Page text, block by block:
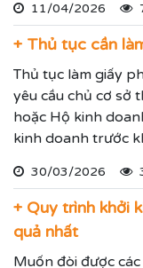
hạn đến 15 năm.
11/04/2026
+ Thủ tục cần
Thủ tục làm giấy
yêu cầu chủ cơ sở
hoặc Hộ kinh
kinh doanh trước
30/03/2026
+ Quy trình khởi
quả nhất
Muốn đòi được